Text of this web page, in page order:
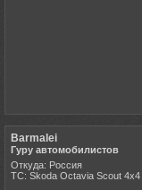
Barmalei
Гуру автомобилистов
Откуда: Россия
ТС: Skoda Octavia Scout 4x4